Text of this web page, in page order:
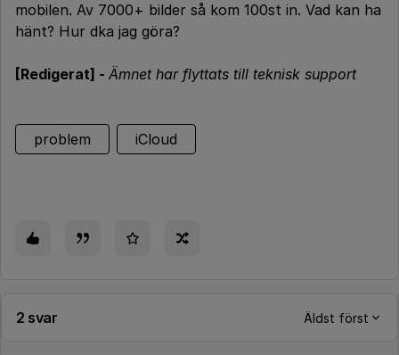
mobilen. Av 7000+ bilder så kom 100st in. Vad kan ha
hänt? Hur dka jag göra?
[Redigerat] - Ämnet har flyttats till teknisk support
problem iCloud
2 svar Äldst först